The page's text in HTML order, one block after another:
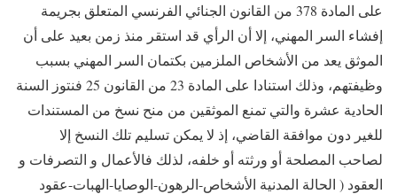
على المادة 378 من القانون الجنائي الفرنسي المتعلق بجريمة
إفشاء السر المهني، إلا أن الرأي قد استقر منذ زمن بعيد على أن
الموثق يعد من الأشخاص الملزمين بكتمان السر المهني بسبب
وظيفتهم، وذلك استنادا على المادة 23 من القانون 25 فنتوز السنة
الحادية عشرة والتي تمنع الموثقين من منح نسخ من المستندات
للغير دون موافقة القاضي، إذ لا يمكن تسليم تلك النسخ إلا
لصاحب المصلحة أو ورثته أو خلفه، لذلك فالأعمال و التصرفات و
العقود ( الحالة المدنية الأشخاص-الرهون-الوصايا-الهبات-عقود